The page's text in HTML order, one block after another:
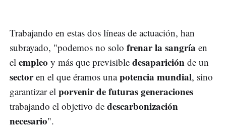
Trabajando en estas dos líneas de actuación, han
subrayado, "podemos no solo frenar la sangría en
el empleo y más que previsible desaparición de un
sectoren el que éramos unapotencia mundial, sino
garantizar el porvenir de futuras generaciones
trabajando el objetivo de descarbonización
necesario".